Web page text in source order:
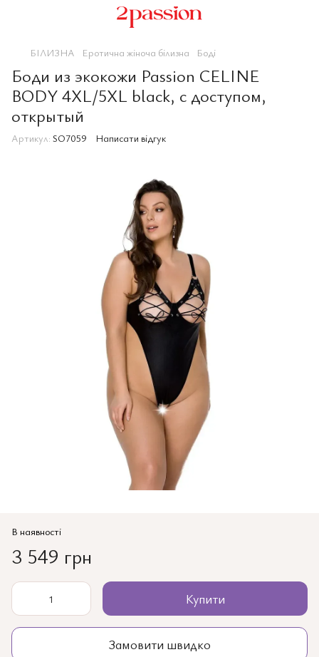
БІЛИЗНА Еротична жіноча білизна Боді
Боди из экокожи Passion CELINE
BODY 4XL/5XL black, с доступом,
открытый
Артикул: SO7059 Написати відгук
В наявності
3 549 грн
Купити
Замовити швидко